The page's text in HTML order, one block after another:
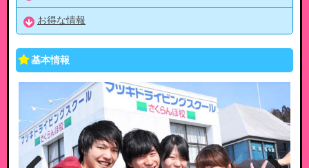
お得な情報
基本情報